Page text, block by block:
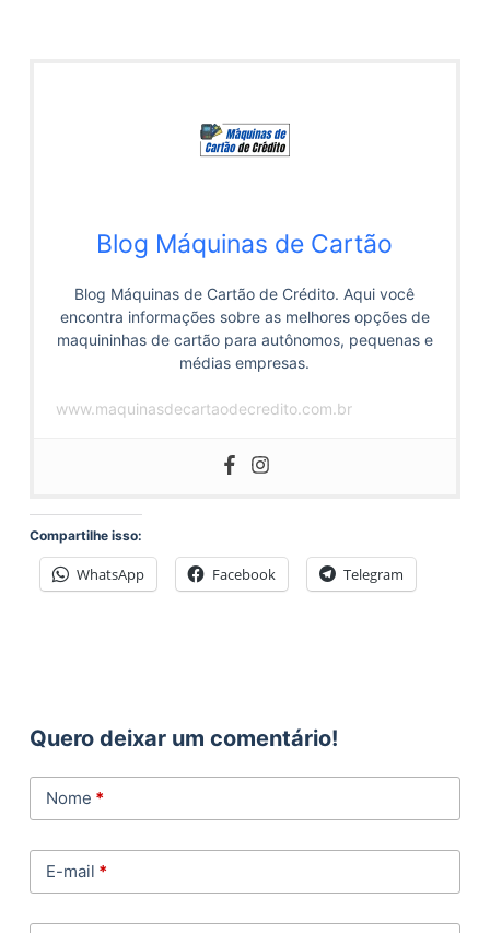
Blog Máquinas de Cartão
Blog Máquinas de Cartão de Crédito. Aqui você
encontra informações sobre as melhores opções de
maquininhas de cartão para autônomos, pequenas e
médias empresas.
www.maquinasdecartaodecredito.com.br
Compartilhe isso:
WhatsApp Facebook Telegram
Quero deixar um comentário!
Nome *
E-mail *